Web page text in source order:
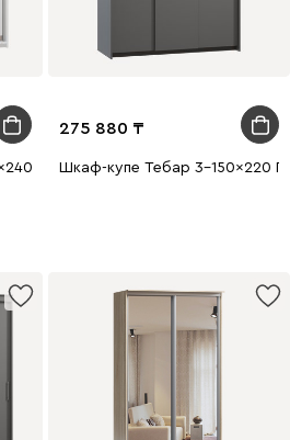
Белый
275 880
Шкаф-купе Тебар 3-150x220